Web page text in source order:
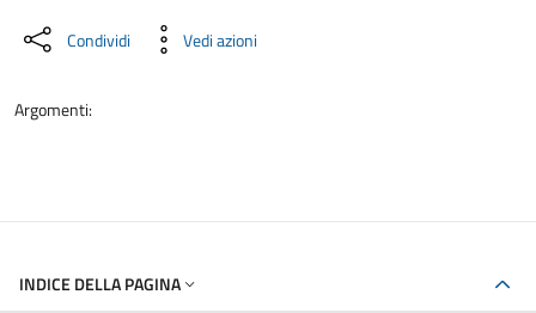
Condividi Vedi azioni
Argomenti:
INDICE DELLA PAGINA